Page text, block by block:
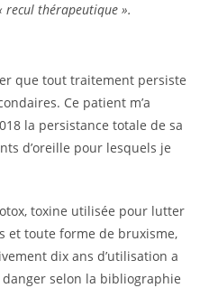
recul thérapeutique ».
que tout traitement persiste
Ce patient m’a
la persistance totale de sa
d’oreille pour lesquels je
toxine utilisée pour lutter
et toute forme de bruxisme,
dix ans d’utilisation a
danger selon la bibliographie